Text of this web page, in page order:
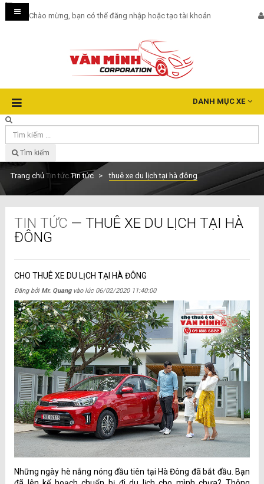
Chào mừng, bạn có thể đăng nhập hoặctạo tài khoản
Toggle
navigation
DANH MỤC XE
Tìm kiếm
Trang chủ Tin tức Tin tức thuê xe du lịch tại hà đông
TIN TỨC — THUÊ XE DU LỊCH TẠI HÀ
ĐÔNG
CHO THUÊ XE DU LỊCH TẠI HÀ ĐÔNG
Đăng bởiMr. Quangvào lúc 06/02/2020 11:40:00
Những ngày hè nắng nóng đầu tiên tại Hà Đông đã bắt đầu. Bạn